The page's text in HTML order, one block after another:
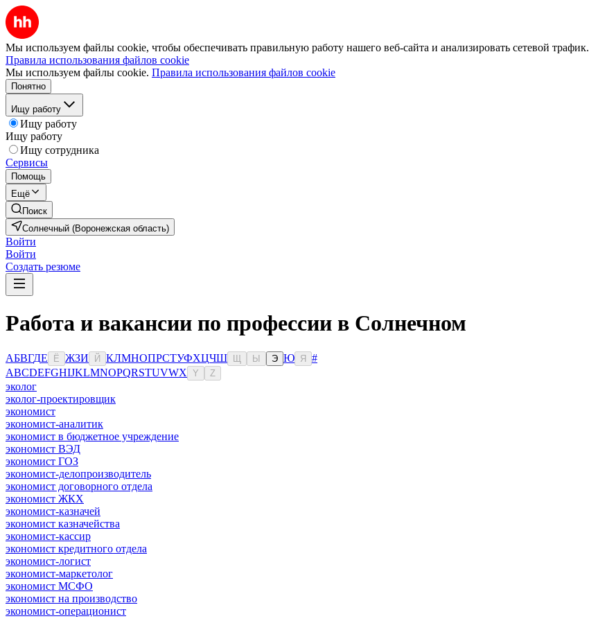
Мы используем файлы cookie, чтобы обеспечивать правильную работу нашего веб-сайта и анализировать сетевой трафик.
Правила использования файлов cookie
Мы используем файлы cookie. Правила использования файлов cookie
Понятно
Ищу работу
Ищу работу
Ищу работу
Ищу сотрудника
Сервисы
Помощь
Ещё
Поиск
Солнечный (Воронежская область)
Войти
Войти
Создать резюме
Работа и вакансии по профессии в Солнечном
АБВГДЕ Ё ЖЗИ Й КЛМНОПРСТУФХЦЧШ Ы Э Ю Я
#
ABCDEFGHIJKLMNOPQRSTUVWX Y Z
эколог
эколог-проектировщик
экономист
экономист-аналитик
экономист в бюджетное учреждение
экономист ВЭД
экономист ГОЗ
экономист-делопроизводитель
экономист договорного отдела
экономист ЖКХ
экономист-казначей
экономист казначейства
экономист-кассир
экономист кредитного отдела
экономист-логист
экономист-маркетолог
экономист МСФО
экономист на производство
экономист-операционист